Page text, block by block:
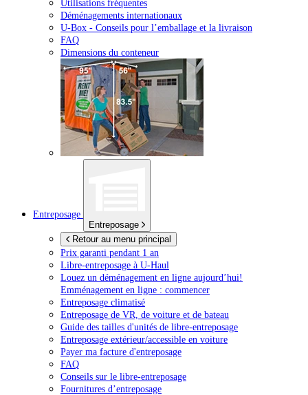
Utilisations fréquentes
Déménagements internationaux
U-Box - Conseils pour l’emballage et la livraison
FAQ
Dimensions du conteneur
Entreposage
Entreposage
Retour au menu principal
Prix garanti pendant 1 an
Libre-entreposage à U-Haul
Louez un déménagement en ligne aujourd’hui!
Emménagement en ligne : commencer
Entreposage climatisé
Entreposage de VR, de voiture et de bateau
Guide des tailles d'unités de libre-entreposage
Entreposage extérieur/accessible en voiture
Payer ma facture d'entreposage
FAQ
Conseils sur le libre-entreposage
Fournitures d’entreposage